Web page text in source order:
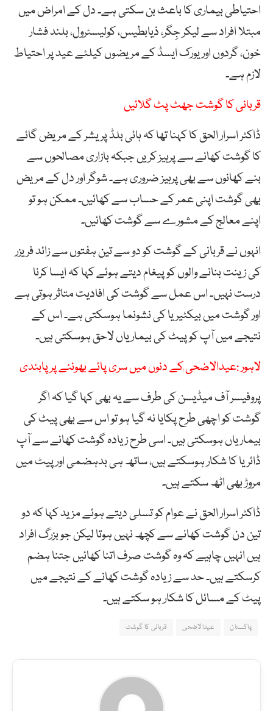
احتیاطی بیماری کا باعث بن سکتی ہے۔ دل کے امراض میں
مبتلا افراد سے لیکر جِگر، ذیابطیس، کولیسٹرول، بلند فشار
خون، گردوں اور یورک ایسڈ کے مریضوں کیلئے عید پر احتیاط
لازم ہے۔
قربانی کا گوشت جھٹ پٹ گلائیں
ڈاکٹر اسرار الحق کا کہنا تھا کہ ہائی بلڈ پریشر کے مریض گائے
کا گوشت کھانے سے پرہیز کریں جبکہ بازاری مصالحوں سے
بنے کھانوں سے بھی پرہیز ضروری ہے۔ شوگر اور دل کے مریض
بھی گوشت اپنی عمر کے حساب سے کھائیں۔ ممکن ہو تو
اپنے معالج کے مشورے سے گوشت کھائیں۔
انہوں نے قربانی کے گوشت کو دو سے تین ہفتوں سے زائد فریزر
کی زینت بنانے والوں کو پیغام دیتے ہوئے کہا کہ ایسا کرنا
درست نہیں۔ اس عمل سے گوشت کی افادیت متاثر ہوتی ہے
اور گوشت میں بیکٹیریا کی نشونما ہوسکتی ہے۔ اس کے
نتیجے میں آپ کو پیٹ کی بیماریاں لاحق ہوسکتی ہیں۔
لاہور :عیدالاضحی ٰکے دنوں میں سری پائے بھوننے پر پابندی
پروفیسر آف میڈیسن کی طرف سے یہ بھی کہا گیا کہ اگر
گوشت کو اچھی طرح پکایا نہ گیا ہو تو اس سے بھی پیٹ کی
بیماریاں ہوسکتی ہیں۔ اسی طرح زیادہ گوشت کھانے سے آپ
ڈائریا کا شکار ہوسکتے ہیں، ساتھ ہی بدہضمی اور پیٹ میں
مروڑ بھی اٹھ سکتے ہیں۔
ڈاکٹر اسرار الحق نے عوام کو تسلی دیتے ہوئے مزید کہا کہ دو
تین دن گوشت کھانے سے کچھ نہیں ہوتا لیکن جو بزرگ افراد
ہیں انہیں چاہیے کہ وہ گوشت صرف اتنا کھائیں جتنا ہضم
کرسکتے ہیں۔ حد سے زیادہ گوشت کھانے کے نتیجے میں
پیٹ کے مسائل کا شکار ہو سکتے ہیں۔
پاکستان عیدالاضحی قربانی کا گوشت